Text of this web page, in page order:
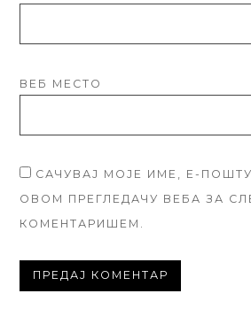
ВЕБ МЕСТО
САЧУВАЈ МОЈЕ ИМЕ, Е-
ОВОМ ПРЕГЛЕДАЧУ ВЕБА ЗА
КОМЕНТАРИШЕМ.